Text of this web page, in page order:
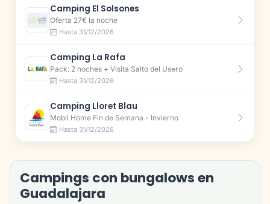
Camping El Solsones
Oferta 27€ la noche
Hasta 31/12/2026
Camping La Rafa
Pack: 2 noches + Visita Salto del Usero
Hasta 31/12/2026
Camping Lloret Blau
Mobil Home Fin de Semana - Invierno
Hasta 31/12/2026
Campings con bungalows en
Guadalajara